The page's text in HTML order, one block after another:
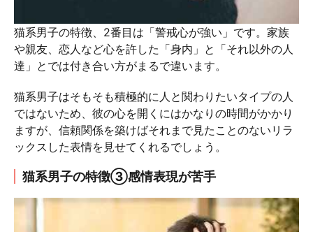
猫系男子の特徴、2番目は「警戒心が強い」です。家族
や親友、恋人など心を許した「身内」と「それ以外の人
達」とでは付き合い方がまるで違います。
猫系男子はそもそも積極的に人と関わりたいタイプの人
ではないため、彼の心を開くにはかなりの時間がかかり
ますが、信頼関係を築けばそれまで見たことのないリラ
ックスした表情を見せてくれるでしょう。
猫系男子の特徴③感情表現が苦手